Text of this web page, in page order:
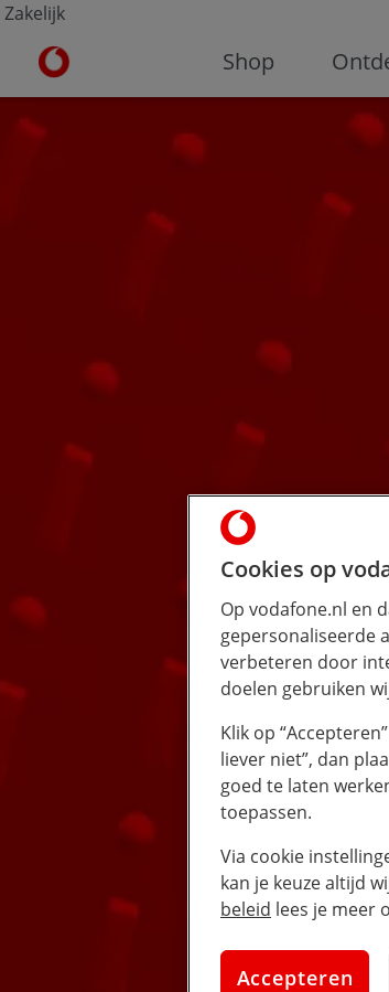
Zakelijk
Ga naar de Vodafone homepage
Shop
Cookies op
Op vodafone.nl en
gepersonaliseerde
verbeteren door
doelen gebruiken
Klik op
liever niet”, dan
goed te laten
toepassen.
Via cookie
kan je keuze altijd
beleid lees je meer
Accepteren